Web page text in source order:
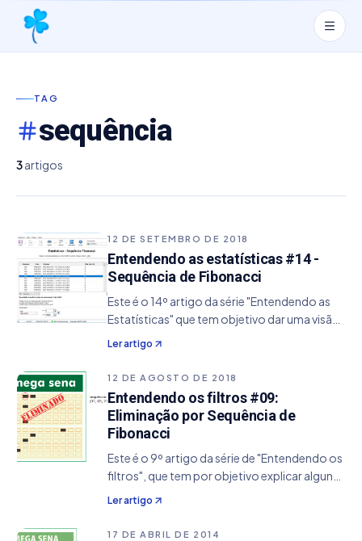
TAG
sequência
3artigos
12 DE SETEMBRO DE 2018
Entendendo as estatísticas #14 -
Sequência de Fibonacci
Este é o 14º artigo da série "Entendendo as
Estatísticas" que tem objetivo dar uma visão
de conceito da sua utilização, ajudando de
um modo específico no aperfeiçoamento
de seus jogos. 1. Informações Estatística…
Ler artigo
12 DE AGOSTO DE 2018
Entendendo os filtros #09:
Eliminação por Sequência de
Fibonacci
Este é o 9º artigo da série de "Entendendo os
filtros", que tem por objetivo explicar alguns
conceitos dos filtros do sistema do Joga
Loterias Profissional. 1. Informações Filtro:
Eliminação por Sequência de Fibonacci…
Ler artigo
17 DE ABRIL DE 2014